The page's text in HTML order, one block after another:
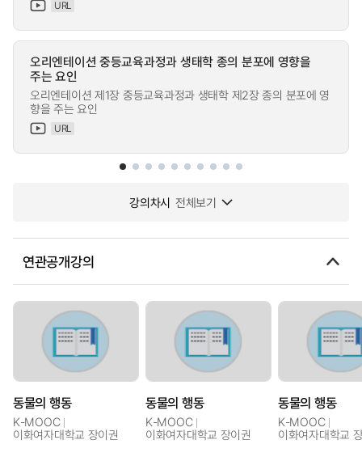
URL
오리엔테이션 중등교육과정과 생태학 종의 분포에 영향을
주는 요인
오리엔테이션 제1장 중등교육과정과 생태학 제2장 종의 분포에 영
향을 주는 요인
URL
강의차시 전체보기
연관공개강의
동물의 행동
K-MOOC
이화여자대학교 장이권
동물의 행동
K-MOOC
이화여자대학교 장이권
동물의 행동
K-MOOC
이화여자대학교